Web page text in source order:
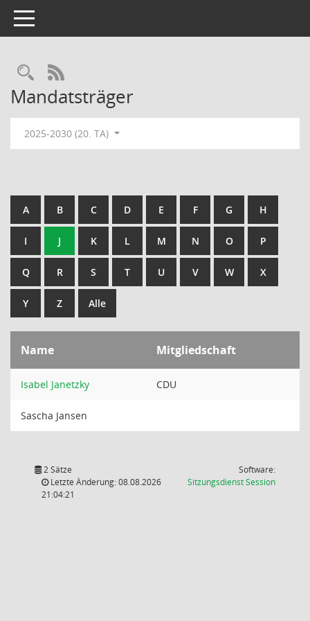
Toggle navigation
Rechercheauswahl
RSS-Feed
Mandatsträger
2025-2030 (20. TA)
A B C D E F G H
I J K L M N O P
Q R S T U V W X
Y Z Alle
Name Mitgliedschaft
Isabel Janetzky CDU
Sascha Jansen
2 Sätze
Letzte Änderung: 08.08.2026
21:04:21
Software:
SitzungsdienstSession(Wird in